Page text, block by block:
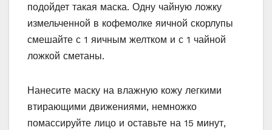
подойдет такая маска. Одну чайную ложку
измельченной в кофемолке яичной скорлупы
смешайте с 1 яичным желтком и с 1 чайной
ложкой сметаны.
Нанесите маску на влажную кожу легкими
втирающими движениями, немножко
помассируйте лицо и оставьте на 15 минут,